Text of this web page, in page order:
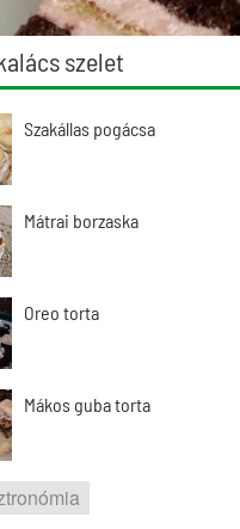
szelet
Szakállas pogácsa
Mátrai borzaska
Oreo torta
Mákos guba torta